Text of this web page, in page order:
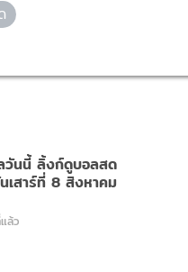
วันนี้ ลิ้งก์ดูบอลสด
เสาร์ที่ 8 สิงหาคม
ล้ว